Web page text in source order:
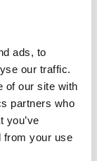
ads, to
our traffic.
of our site with
partners who
you’ve
from your use
con lo
hard
obras